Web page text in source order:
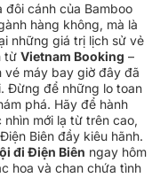
đôi cánh của Bamboo
hàng không, mà là
những giá trị lịch sử vẻ
từ Vietnam Booking –
vé máy bay giờ đây đã
Đừng để những lo toan
phá. Hãy để hành
mới lạ từ trên cao,
Biên đầy kiêu hãnh.
đi Điện Biên ngay hôm
hoa và chan chứa tình